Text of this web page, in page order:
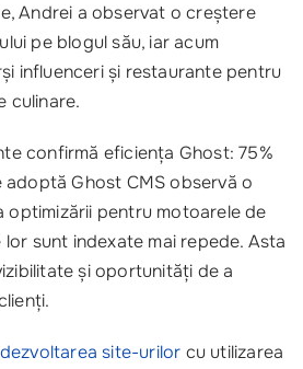
Andrei a observat o creștere
pe blogul său, iar acum
influenceri și restaurante pentru
culinare.
confirmă eficiența Ghost: 75%
Ghost CMS observă o
optimizării pentru motoarele de
sunt indexate mai repede. Asta
și oportunități de a
dezvoltarea site-urilor cu utilizarea